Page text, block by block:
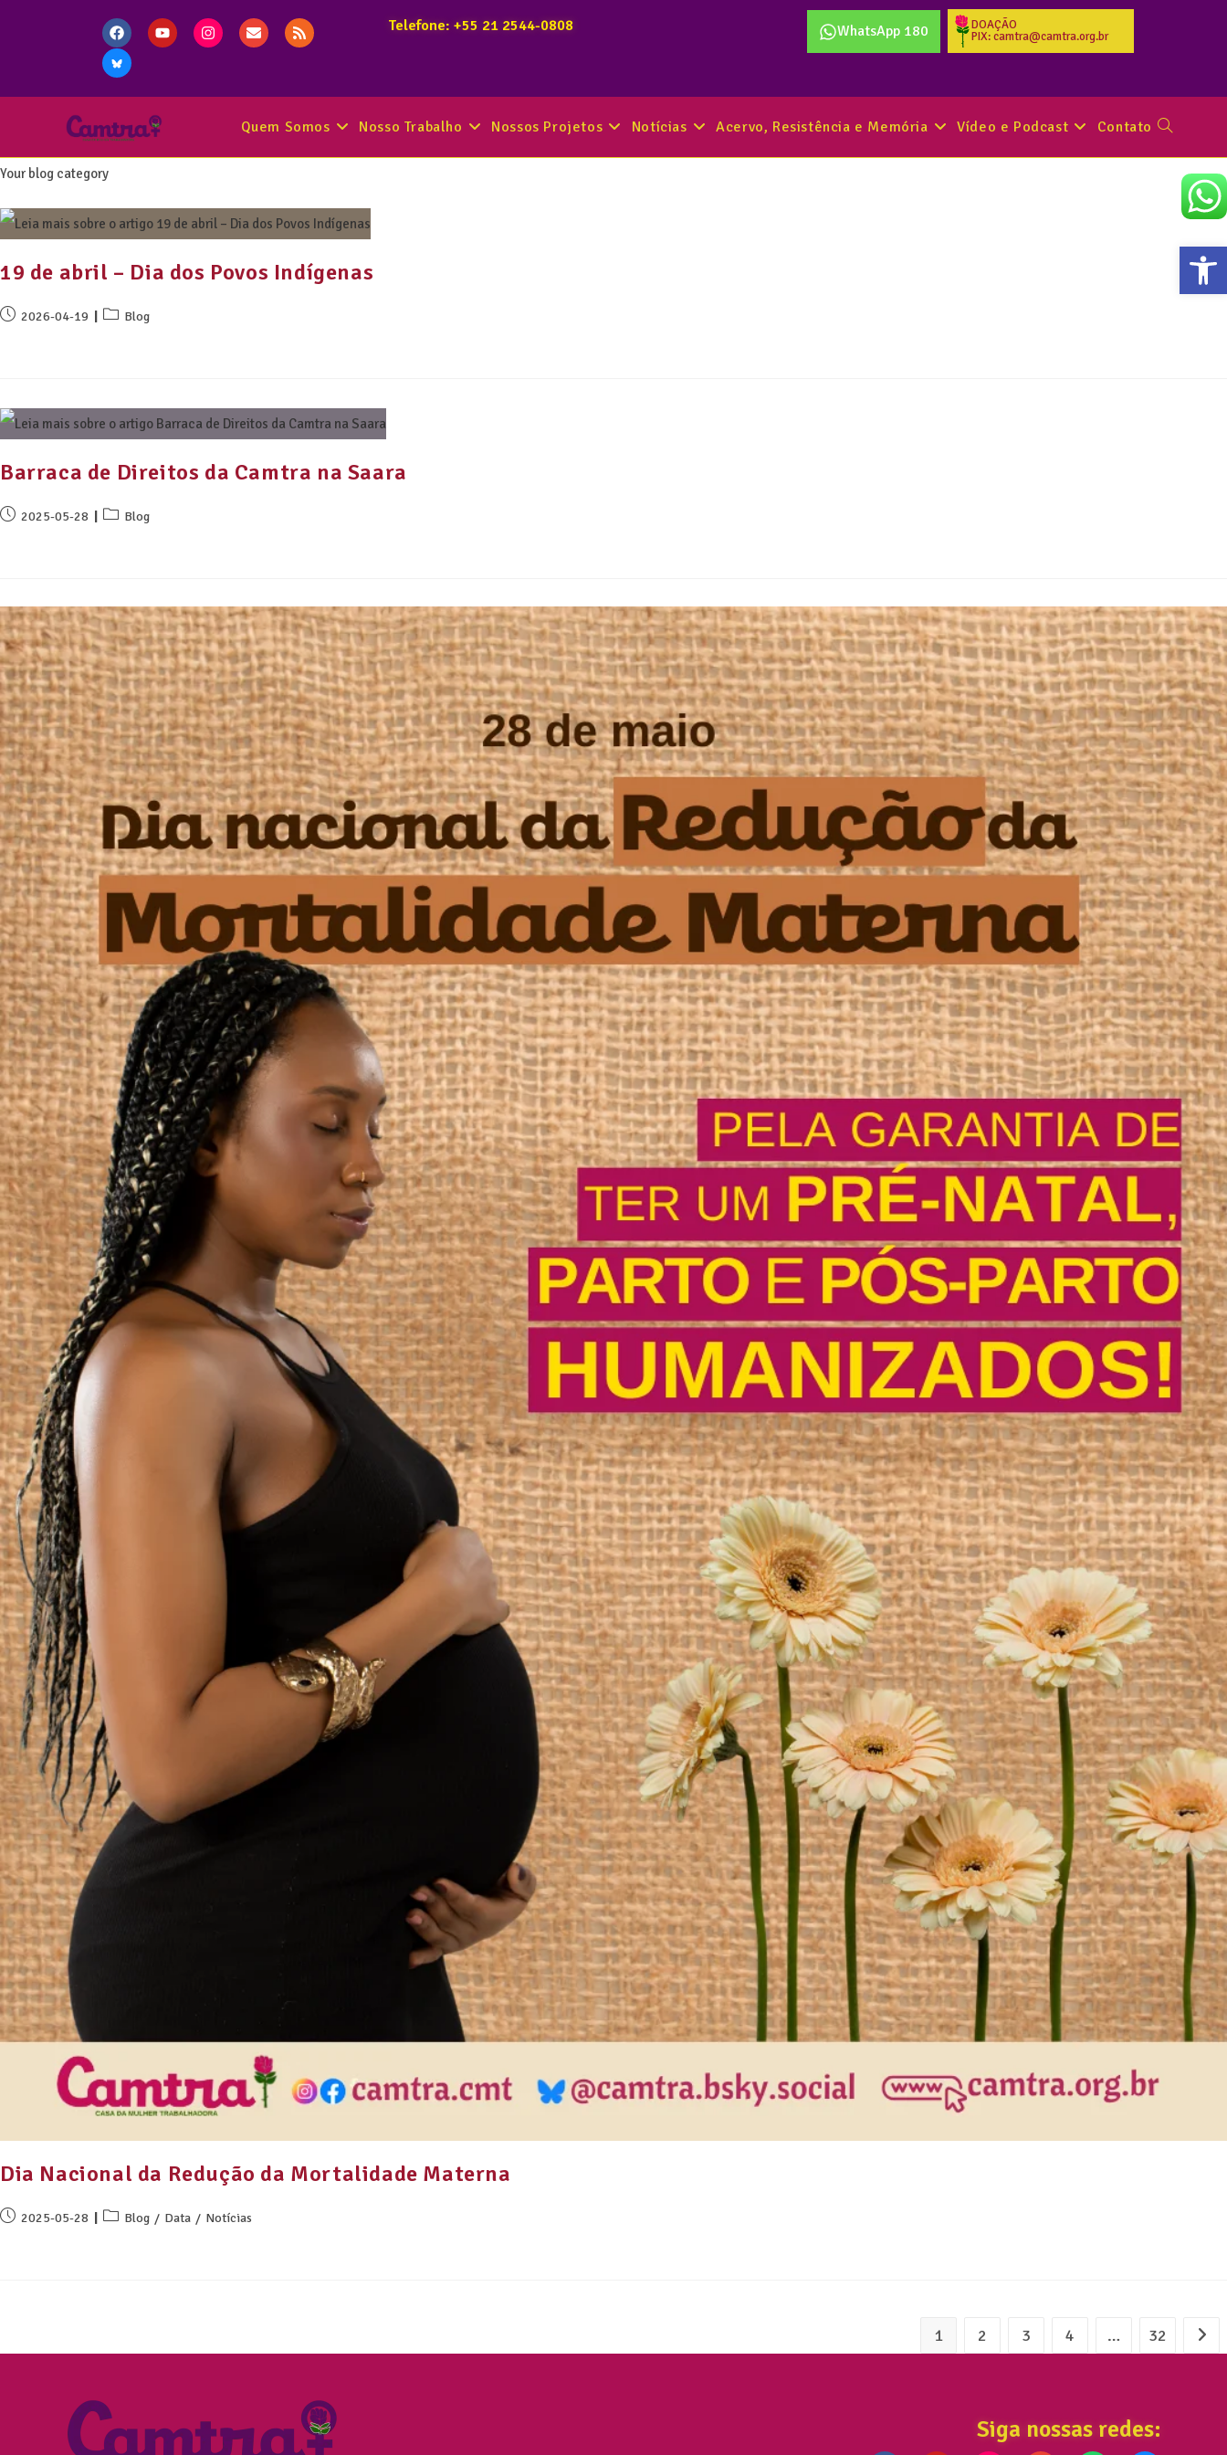
Telefone: +55 21 2544-0808 WhatsApp 180
DOAÇÃO
PIX: camtra@camtra.org.br
Quem Somos Nosso Trabalho Nossos Projetos Notícias Acervo, Resistência e Memória Vídeo e Podcast Contato
Your blog category
19 de abril – Dia dos Povos Indígenas
2026-04-19 Blog
Barraca de Direitos da Camtra na Saara
2025-05-28 Blog
Dia Nacional da Redução da Mortalidade Materna
2025-05-28 Blog / Data / Notícias
1 2 3 4 … 32
Siga nossas redes: